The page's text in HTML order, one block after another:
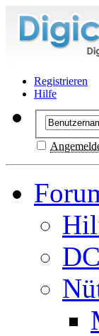
Registrieren
Hilfe